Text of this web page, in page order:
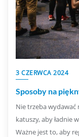
3 CZERWCA 2024
Sposoby na
Nie trzeba
katuszy, aby ładnie
Ważne jest to, aby